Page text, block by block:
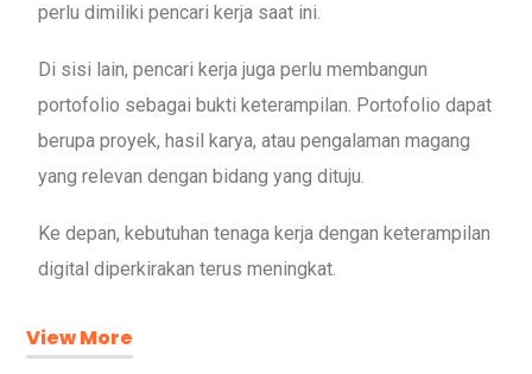
perlu dimiliki pencari kerja saat ini.
Di sisi lain, pencari kerja juga perlu membangun
portofolio sebagai bukti keterampilan. Portofolio dapat
berupa proyek, hasil karya, atau pengalaman magang
yang relevan dengan bidang yang dituju.
Ke depan, kebutuhan tenaga kerja dengan keterampilan
digital diperkirakan terus meningkat.
View More